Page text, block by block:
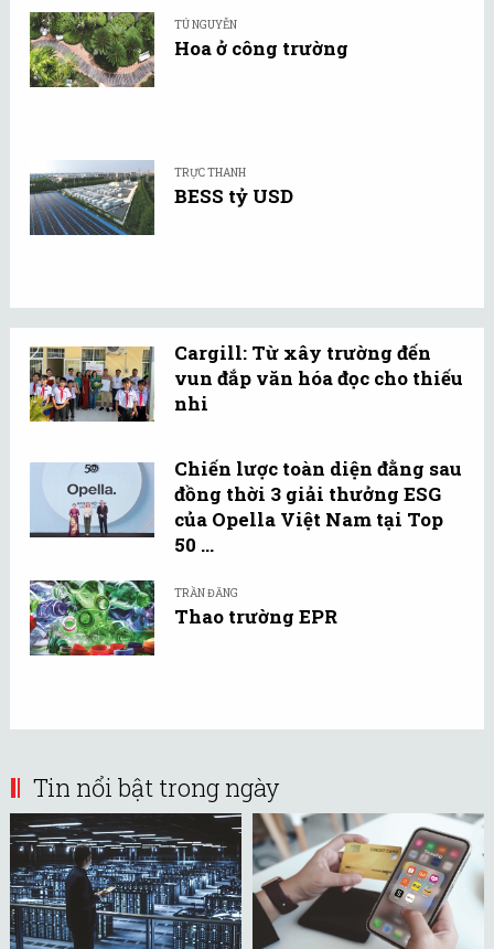
TÚ NGUYỄN
Hoa ở công trường
TRỰC THANH
BESS tỷ USD
Cargill: Từ xây trường đến
vun đắp văn hóa đọc cho thiếu
nhi
Chiến lược toàn diện đằng sau
đồng thời 3 giải thưởng ESG
của Opella Việt Nam tại Top
50 ...
TRẦN ĐĂNG
Thao trường EPR
Tin nổi bật trong ngày